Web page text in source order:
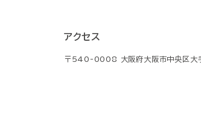
アクセス
〒540-0008 大阪府大阪市中央区大